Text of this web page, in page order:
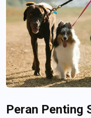
Peran Penting